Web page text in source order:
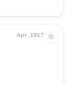
Арт. 19175.30
☆